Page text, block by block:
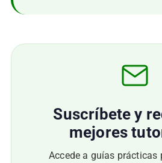
Suscríbete y
mejores
Accede a guías prácticas